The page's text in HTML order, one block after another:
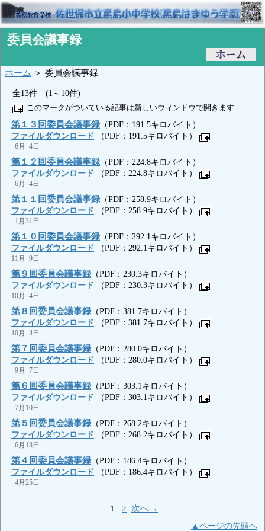
委員会議事録
ホーム ＞ 委員会議事録
全13件 (1～10件)
このマークがついている記事は新しいウィンドウで開きます
第１３回委員会議事録（PDF：191.5キロバイト）
ファイルダウンロード （PDF：191.5キロバイト）
6月 4日
第１２回委員会議事録（PDF：224.8キロバイト）
ファイルダウンロード （PDF：224.8キロバイト）
6月 4日
第１１回委員会議事録（PDF：258.9キロバイト）
ファイルダウンロード （PDF：258.9キロバイト）
1月31日
第１０回委員会議事録（PDF：292.1キロバイト）
ファイルダウンロード （PDF：292.1キロバイト）
11月 9日
第９回委員会議事録（PDF：230.3キロバイト）
ファイルダウンロード （PDF：230.3キロバイト）
10月 4日
第８回委員会議事録（PDF：381.7キロバイト）
ファイルダウンロード （PDF：381.7キロバイト）
10月 4日
第７回委員会議事録（PDF：280.0キロバイト）
ファイルダウンロード （PDF：280.0キロバイト）
9月 7日
第６回委員会議事録（PDF：303.1キロバイト）
ファイルダウンロード （PDF：303.1キロバイト）
7月10日
第５回委員会議事録（PDF：268.2キロバイト）
ファイルダウンロード （PDF：268.2キロバイト）
6月13日
第４回委員会議事録（PDF：186.4キロバイト）
ファイルダウンロード （PDF：186.4キロバイト）
4月25日
1 2 次へ→
▲ページの先頭へ